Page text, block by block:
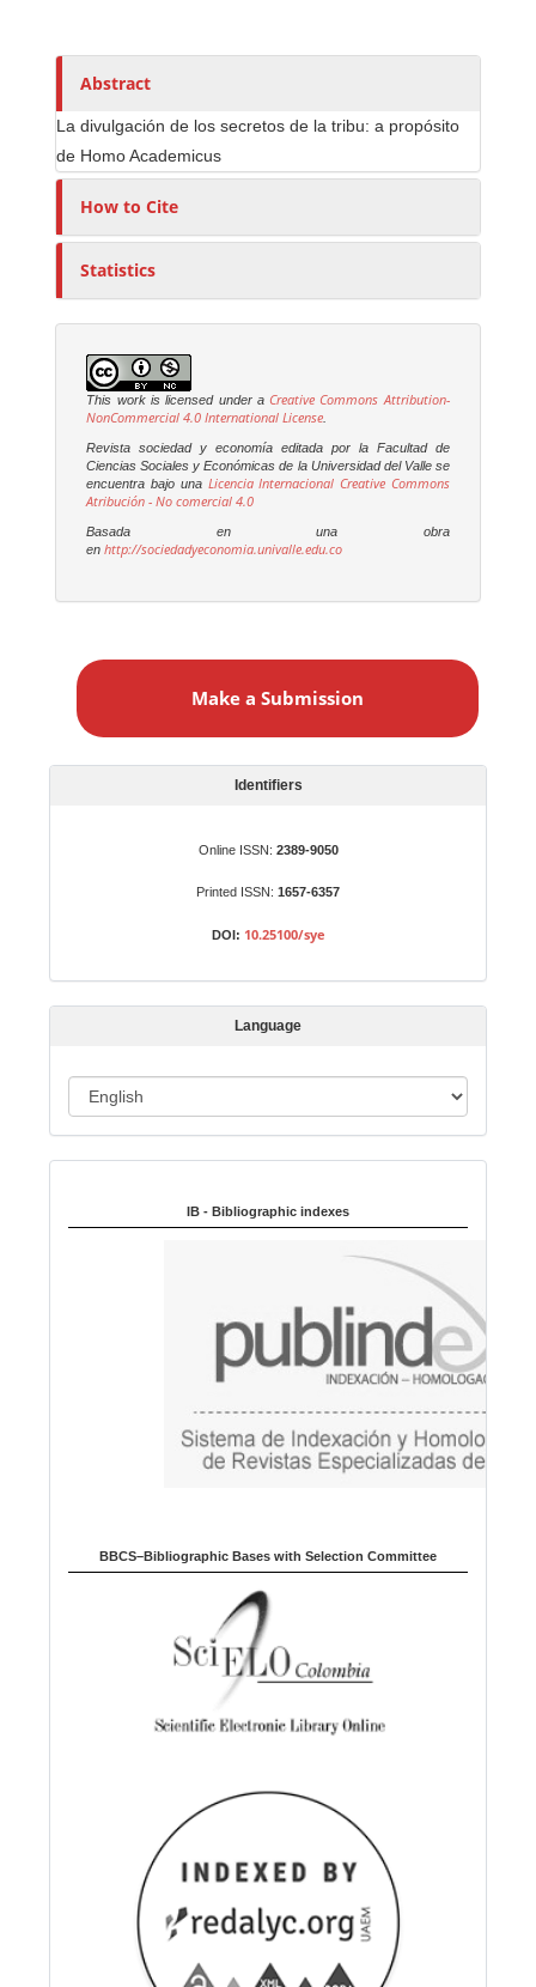
h
r
s
Abstract
La divulgación de los secretos de la tribu: a propósito
de Homo Academicus
How to Cite
Statistics
This work is licensed under a Creative Commons Attribution-
NonCommercial 4.0 International License.
Revista sociedad y economía editada por la Facultad de
Ciencias Sociales y Económicas de la Universidad del Valle se
encuentra bajo unaLicencia Internacional Creative Commons
Atribución - No comercial 4.0
Basada en una obra
enhttp://sociedadyeconomia.univalle.edu.co
a
i
Make a Submission
Identifiers
Online ISSN: 2389-9050
Printed ISSN: 1657-6357
DOI: 10.25100/sye
Language
a
u
IB - Bibliographic indexes
BBCS–Bibliographic Bases with Selection Committee